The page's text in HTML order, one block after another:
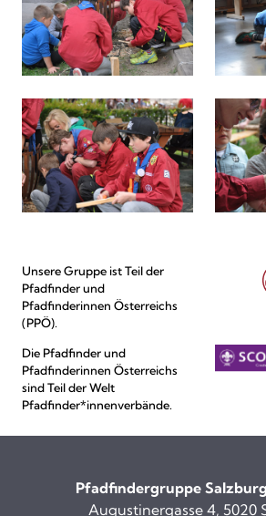
Unsere Gruppe ist Teil der
Pfadfinder und
Pfadfinderinnen Österreichs
(PPÖ).
Die Pfadfinder und
Pfadfinderinnen Österreichs
sind Teil der Welt
Pfadfinder*innenverbände.
Pfadfindergruppe
Augustinergasse 4, 5020